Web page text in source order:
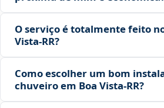
O serviço é totalmente feito
Vista‑RR?
Como escolher um bom
chuveiro em Boa Vista‑RR?